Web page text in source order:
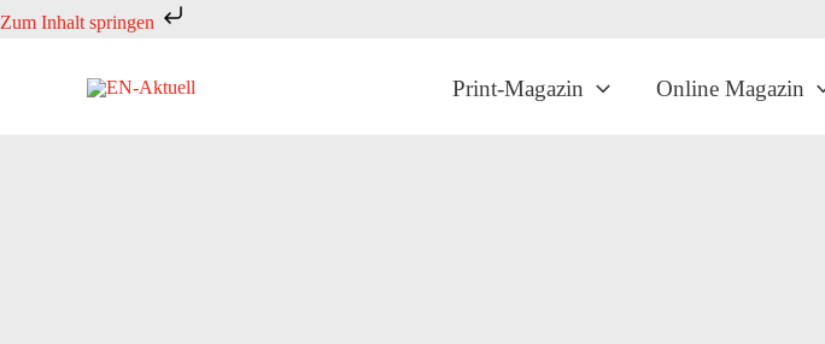
Zum Inhalt springen
Zum
Print-Magazin Online Magazin